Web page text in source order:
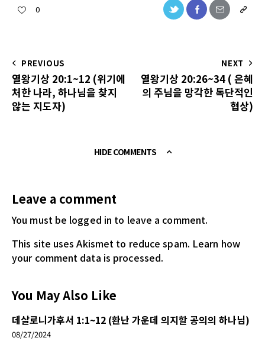
0
PREVIOUS
열왕기상 20:1~12 (위기에
처한 나라, 하나님을 찾지
않는 지도자)
NEXT
열왕기상 20:26~34 ( 은혜
의 주님을 망각한 독단적인
협상)
HIDE COMMENTS
Leave a comment
You must be logged in to leave a comment.
This site uses Akismet to reduce spam. Learn how
your comment data is processed.
You May Also Like
데살로니가후서 1:1~12 (환난 가운데 의지할 공의의 하나님)
08/27/2024